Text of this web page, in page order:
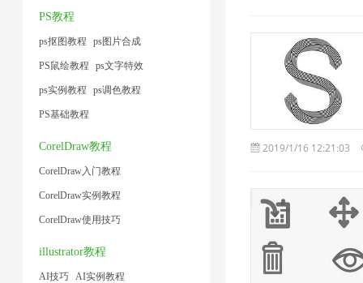
PS教程
ps抠图教程 ps图片合成
PS鼠绘教程 ps文字特效
ps实例教程 ps调色教程
PS基础教程
CorelDraw教程
CorelDraw入门教程
CorelDraw实例教程
CorelDraw使用技巧
illustrator教程
AI技巧 AI实例教程
2019/1/16 12:21:03